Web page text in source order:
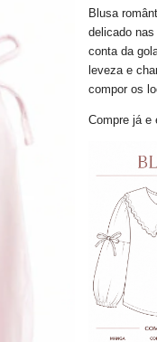
Blusa
delicado
conta da
leveza e
compor os
Compre já e